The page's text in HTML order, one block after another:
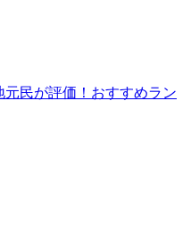
元民が評価！おすすめラン